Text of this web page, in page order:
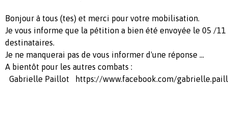
Bonjour à tous (tes) et merci pour votre mobilisation.
Je vous informe que la pétition a bien été envoyée le 05 /
destinataires.
Je ne manquerai pas de vous informer d'une réponse ...
A bientôt pour les autres combats :
Gabrielle Paillot https://www.facebook.com/